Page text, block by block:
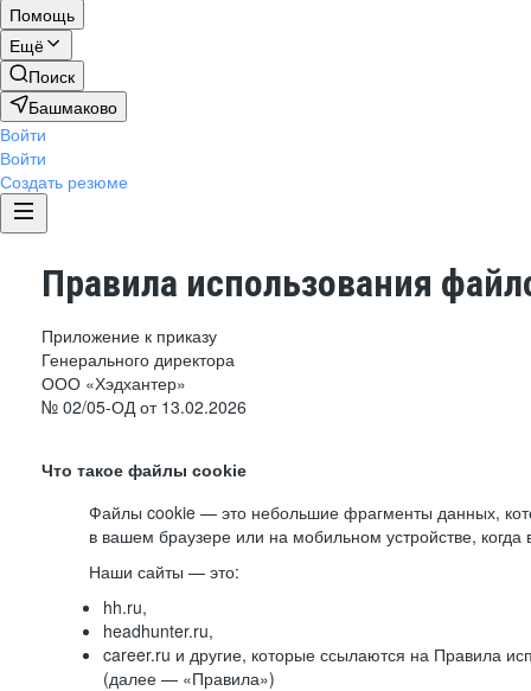
Помощь
Ещё
Поиск
Башмаково
Войти
Войти
Создать резюме
Правила использования
Приложение к приказу
Генерального директора
ООО «Хэдхантер»
№ 02/05-ОД от 13.02.2026
Что такое файлы cookie
Файлы cookie — это небольшие фрагменты данных,
в вашем браузере или на мобильном устройстве,
Наши сайты — это:
hh.ru,
headhunter.ru,
career.ru и другие, которые ссылаются на Правила
(далее — «Правила»)